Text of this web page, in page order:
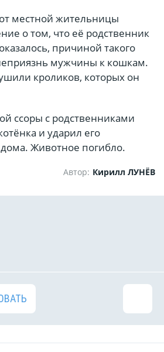
местной жительницы
о том, что её родственник
причиной такого
мужчины к кошкам.
кроликов, которых он
ссоры с родственниками
и ударил его
Животное погибло.
Автор: Кирилл ЛУНЁВ